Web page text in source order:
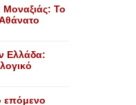
Μοναξιάς: Το
Ελλάδα:
επόμενο